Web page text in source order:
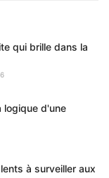
qui brille dans la
logique d'une
à surveiller aux